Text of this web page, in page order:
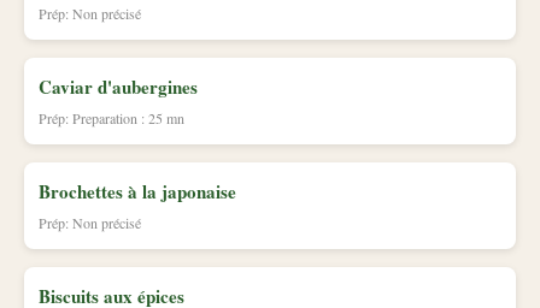
Prép: Non précisé
Caviar d'aubergines
Prép: Preparation : 25 mn
Brochettes à la japonaise
Prép: Non précisé
Biscuits aux épices